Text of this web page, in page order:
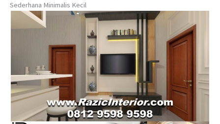
Sederhana Minimalis Kecil